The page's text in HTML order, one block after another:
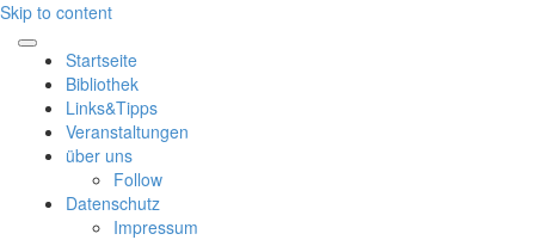
Skip to content
Startseite
Bibliothek
Links&Tipps
Veranstaltungen
über uns
Follow
Datenschutz
Impressum